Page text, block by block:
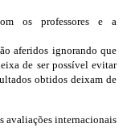
os professores e a
aferidos ignorando que
de ser possível evitar
obtidos deixam de
avaliações internacionais